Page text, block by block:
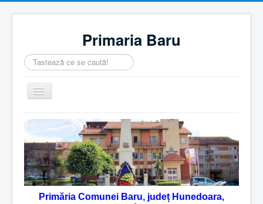
Primaria Baru
Căutare
...
Comută
navigarea
Home
Despre noi
Noutăţi
Contact
Servicii Online
Primăria Comunei Baru, județ Hunedoara,